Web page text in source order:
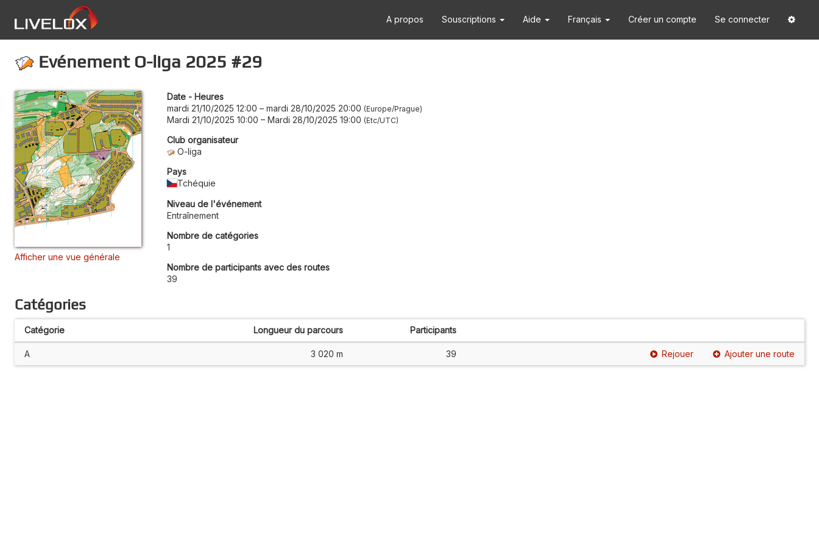
A propos Souscriptions Aide Français Créer un compte Se connecter
Evénement O-liga 2025 #29
Afficher une vue générale
Date - Heures
mardi 21/10/2025 12:00 – mardi 28/10/2025 20:00 Europe/Prague
Mardi 21/10/2025 10:00 – Mardi 28/10/2025 19:00 Etc/UTC
Club organisateur
O-liga
Pays
Tchéquie
Niveau de l'événement
Entraînement
Nombre de catégories
1
Nombre de participants avec des routes
39
Catégories
Catégorie Longueur du parcours Participants
A 3 020 m 39 Rejouer Ajouter une route